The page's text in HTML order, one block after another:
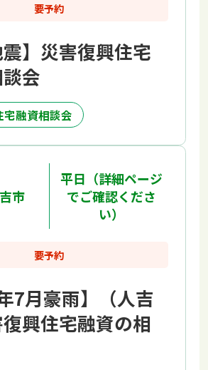
要予約
震】災害復興住宅
会
宅融資相談会
市
平日（詳細ページ
でご確認くださ
い）
要予約
7月豪雨】（人吉
興住宅融資の相